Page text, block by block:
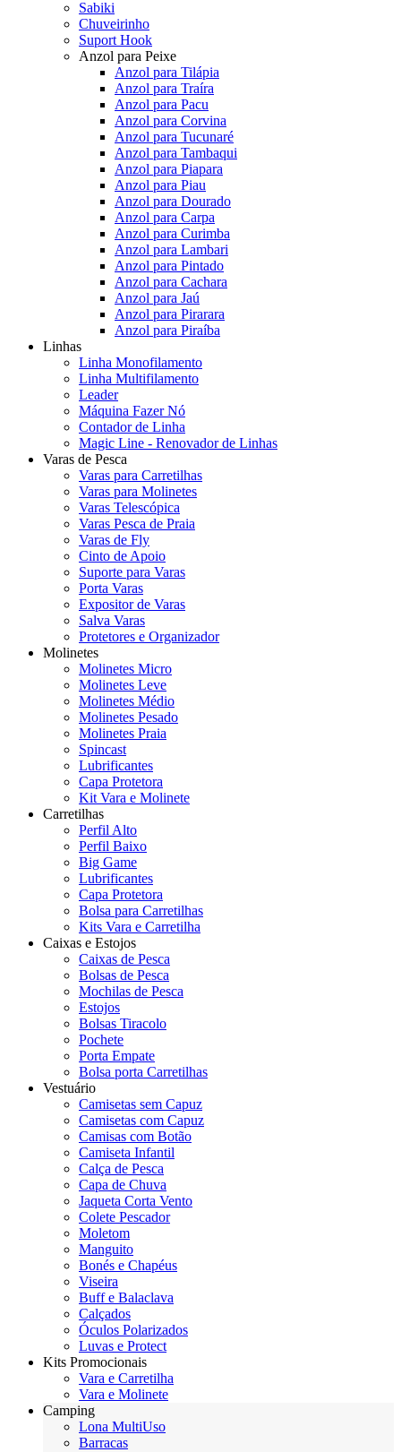
Sabiki
Chuveirinho
Suport Hook
Anzol para Peixe
Anzol para Tilápia
Anzol para Traíra
Anzol para Pacu
Anzol para Corvina
Anzol para Tucunaré
Anzol para Tambaqui
Anzol para Piapara
Anzol para Piau
Anzol para Dourado
Anzol para Carpa
Anzol para Curimba
Anzol para Lambari
Anzol para Pintado
Anzol para Cachara
Anzol para Jaú
Anzol para Pirarara
Anzol para Piraíba
Linhas
Linha Monofilamento
Linha Multifilamento
Leader
Máquina Fazer Nó
Contador de Linha
Magic Line - Renovador de Linhas
Varas de Pesca
Varas para Carretilhas
Varas para Molinetes
Varas Telescópica
Varas Pesca de Praia
Varas de Fly
Cinto de Apoio
Suporte para Varas
Porta Varas
Expositor de Varas
Salva Varas
Protetores e Organizador
Molinetes
Molinetes Micro
Molinetes Leve
Molinetes Médio
Molinetes Pesado
Molinetes Praia
Spincast
Lubrificantes
Capa Protetora
Kit Vara e Molinete
Carretilhas
Perfil Alto
Perfil Baixo
Big Game
Lubrificantes
Capa Protetora
Bolsa para Carretilhas
Kits Vara e Carretilha
Caixas e Estojos
Caixas de Pesca
Bolsas de Pesca
Mochilas de Pesca
Estojos
Bolsas Tiracolo
Pochete
Porta Empate
Bolsa porta Carretilhas
Vestuário
Camisetas sem Capuz
Camisetas com Capuz
Camisas com Botão
Camiseta Infantil
Calça de Pesca
Capa de Chuva
Jaqueta Corta Vento
Colete Pescador
Moletom
Manguito
Bonés e Chapéus
Viseira
Buff e Balaclava
Calçados
Óculos Polarizados
Luvas e Protect
Kits Promocionais
Vara e Carretilha
Vara e Molinete
Camping
Lona MultiUso
Barracas